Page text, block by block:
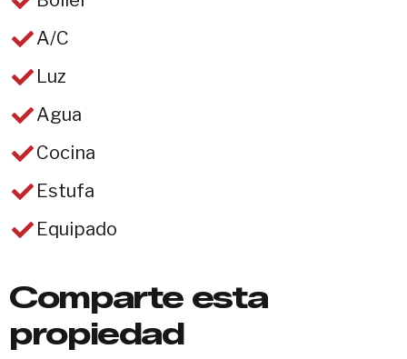
A/C
Luz
Agua
Cocina
Estufa
Equipado
Comparte esta
propiedad